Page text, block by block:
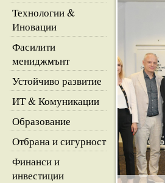
Технологии &
Иновации
Фасилити
мениджмънт
Устойчиво развитие
ИТ & Комуникации
Образование
Отбрана и сигурност
Финанси и
инвестиции